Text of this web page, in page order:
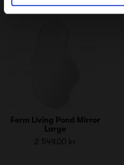
Ferm Living Pond Mirror
Large
2 549,00 kr